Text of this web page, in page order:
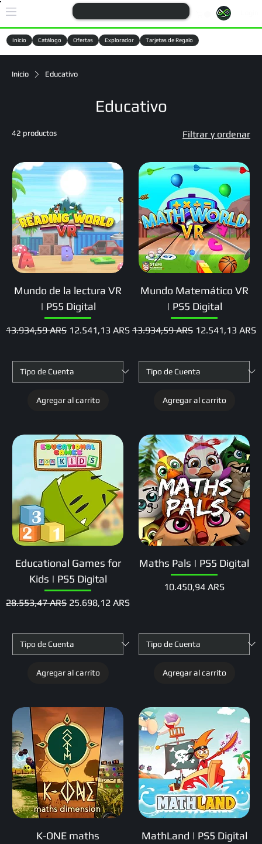
Inicio Catálogo Ofertas Explorador Tarjetas de Regalo
Inicio Educativo
Educativo
42 productos Filtrar y ordenar
Mundo de la lectura VR
| PS5 Digital
Precio
13.934,59 ARS Precio de oferta
12.541,13 ARS
Agregar al carrito
Mundo Matemático VR
| PS5 Digital
Precio
13.934,59 ARS Precio de oferta
12.541,13 ARS
Agregar al carrito
Educational Games for
Kids | PS5 Digital
Precio
28.553,47 ARS Precio de oferta
25.698,12 ARS
Agregar al carrito
Maths Pals | PS5 Digital
Precio
10.450,94 ARS
Agregar al carrito
K-ONE maths
MathLand | PS5 Digital